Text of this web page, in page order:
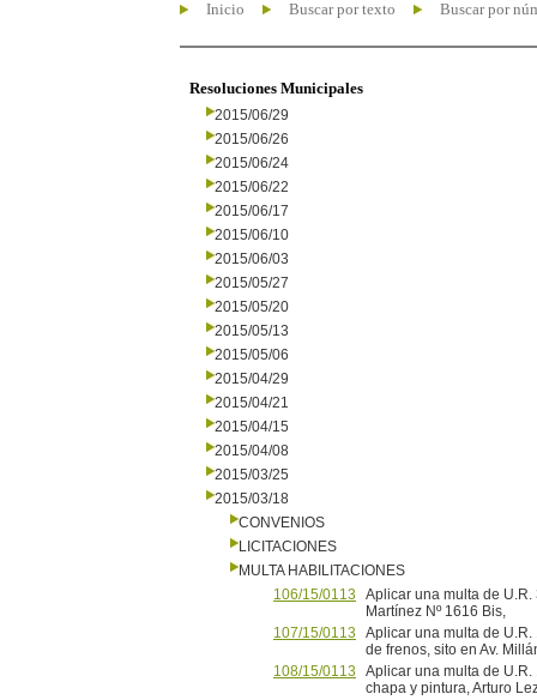
Inicio Buscar por texto Buscar por
Resoluciones Municipales
2015/06/29
2015/06/26
2015/06/24
2015/06/22
2015/06/17
2015/06/10
2015/06/03
2015/05/27
2015/05/20
2015/05/13
2015/05/06
2015/04/29
2015/04/21
2015/04/15
2015/04/08
2015/03/25
2015/03/18
CONVENIOS
LICITACIONES
MULTA HABILITACIONES
106/15/0113
Aplicar una multa de
Martínez Nº 1616 Bis,
107/15/0113
Aplicar una multa de U.R.
de frenos, sito en Av.
108/15/0113
Aplicar una multa de U.R.
chapa y pintura, Arturo